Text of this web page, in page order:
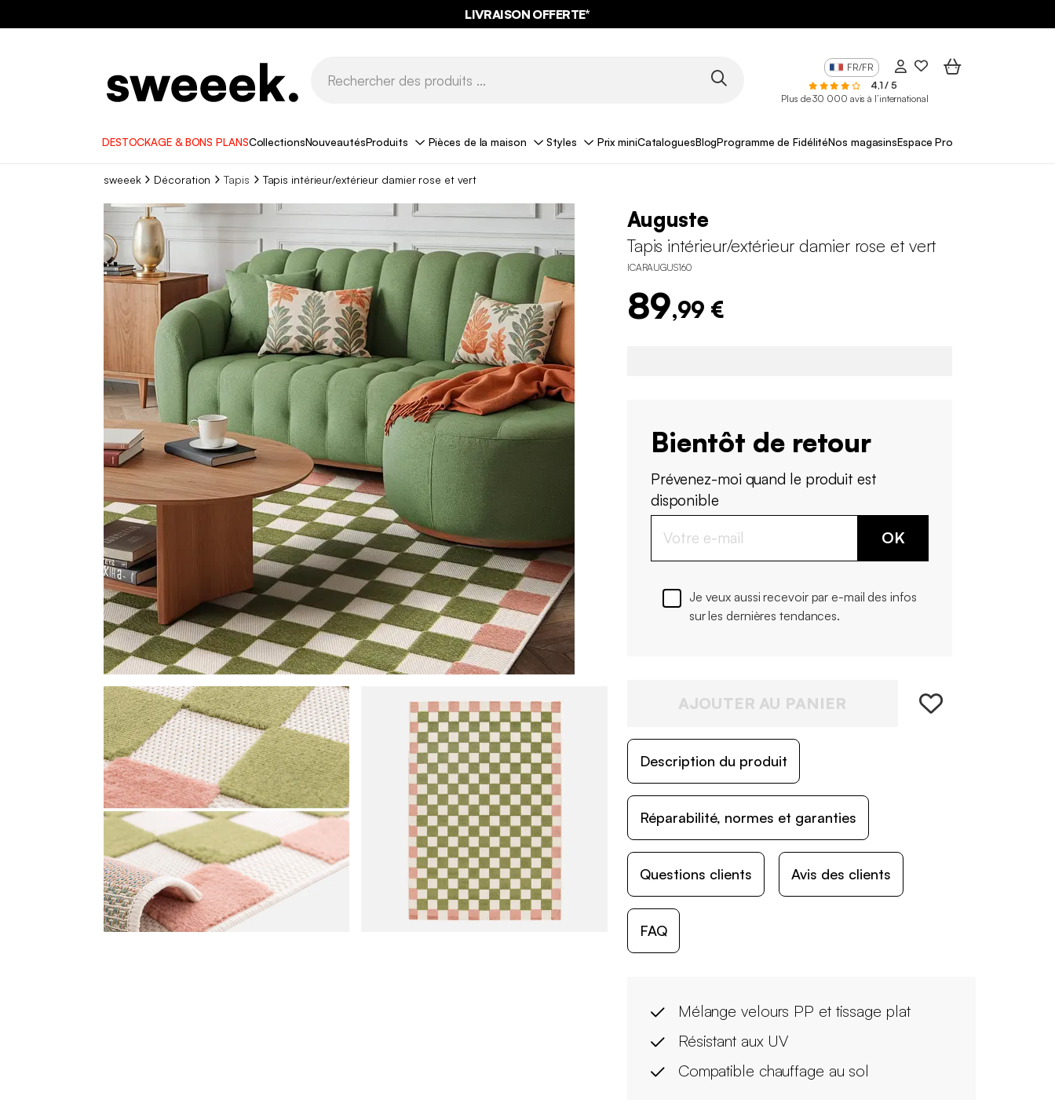
LIVRAISON OFFERTE*
FR/FR
4,1 / 5
Plus de 30 000 avis à l’international
DESTOCKAGE & BONS PLANSCollectionsNouveautésProduits Pièces de la maison Styles Prix miniCataloguesBlogProgramme de FidélitéNos magasinsEspace Pro
sweeek Décoration Tapis Tapis intérieur/extérieur damier rose et vert
Auguste
Tapis intérieur/extérieur damier rose et vert
ICARAUGUS160
89,99 €
Bientôt de retour
Prévenez-moi quand le produit est
disponible
OK
Je veux aussi recevoir par e-mail des infos
sur les dernières tendances.
AJOUTER AU PANIER
Description du produit
Réparabilité, normes et garanties
Questions clients Avis des clients
FAQ
Mélange velours PP et tissage plat
Résistant aux UV
Compatible chauffage au sol